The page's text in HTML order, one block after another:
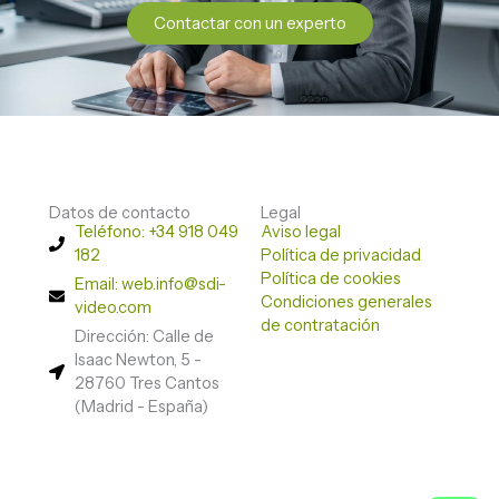
Contactar con un experto
Datos de contacto
Teléfono: +34 918 049
182
Email: web.info@sdi-
video.com
Dirección: Calle de
Isaac Newton, 5 -
28760 Tres Cantos
(Madrid - España)
Legal
Aviso legal
Política de privacidad
Política de cookies
Condiciones generales
de contratación